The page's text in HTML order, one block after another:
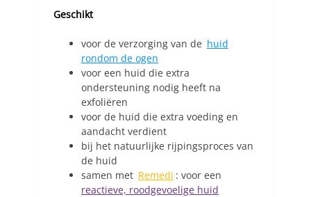
Geschikt
voor de verzorging van de huid
rondom de ogen
voor een huid die extra
ondersteuning nodig heeft na
exfoliëren
voor de huid die extra voeding en
aandacht verdient
bij het natuurlijke rijpingsproces van
de huid
samen met Remedi : voor een
reactieve, roodgevoelige huid